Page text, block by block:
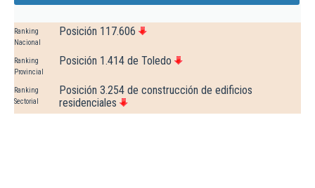
Ranking
Nacional
Posición 117.606
Ranking
Provincial
Posición 1.414 de Toledo
Ranking
Sectorial
Posición 3.254 de construcción de edificios
residenciales